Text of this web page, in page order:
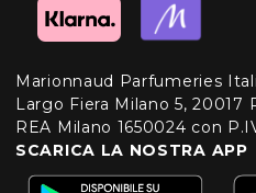
Marionnaud Parfumeries
Largo Fiera Milano 5, 20017
REA Milano 1650024 con
SCARICA LA NOSTRA APP